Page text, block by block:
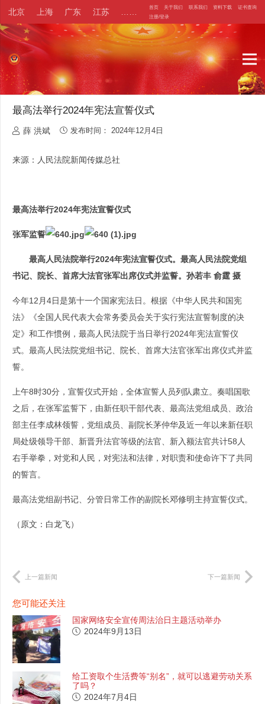
北京 上海 广东 江苏 首页 关于我们 联系我们 资料下载
证书查询
注册/登录
最高法举行2024年宪法宣誓仪式
薛 洪斌 发布时间：2024年12月4日
来源：人民法院新闻传媒总社
最高法举行2024年宪法宣誓仪式
张军监誓
最高人民法院举行2024年宪法宣誓仪式。最高人民法院党组
书记、院长、首席大法官张军出席仪式并监誓。孙若丰 俞霆 摄
今年12月4日是第十一个国家宪法日。根据《中华人民共和国宪
法》《全国人民代表大会常务委员会关于实行宪法宣誓制度的决
定》和工作惯例，最高人民法院于当日举行2024年宪法宣誓仪
式。最高人民法院党组书记、院长、首席大法官张军出席仪式并监
誓。
上午8时30分，宣誓仪式开始，全体宣誓人员列队肃立。奏唱国歌
之后，在张军监誓下，由新任职干部代表、最高法党组成员、政治
部主任李成林领誓，党组成员、副院长茅仲华及近一年以来新任职
局处级领导干部、新晋升法官等级的法官、新入额法官共计58人
右手举拳，对党和人民，对宪法和法律，对职责和使命许下了共同
的誓言。
最高法党组副书记、分管日常工作的副院长邓修明主持宣誓仪式。
（原文：白龙飞）
上一篇新闻 下一篇新闻
您可能还关注
国家网络安全宣传周法治日主题活动举办
2024年9月13日
给工资取个生活费等“别名”，就可以逃避劳动关系
了吗？
2024年7月4日